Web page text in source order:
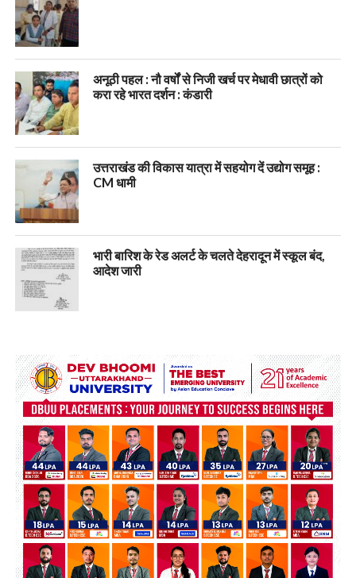
अनूठी पहल : नौ वर्षों से निजी खर्च पर मेधावी छात्रों को
करा रहे भारत दर्शन : कंडारी
उत्तराखंड की विकास यात्रा में सहयोग दें उद्योग समूह :
CM धामी
भारी बारिश के रेड अलर्ट के चलते देहरादून में स्कूल बंद,
आदेश जारी